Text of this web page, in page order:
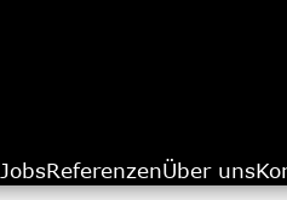
JobsReferenzenÜber uns